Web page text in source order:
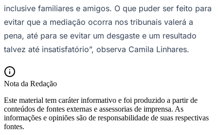
inclusive familiares e amigos. O que puder ser feito para
evitar que a mediação ocorra nos tribunais valerá a
pena, até para se evitar um desgaste e um resultado
talvez até insatisfatório”, observa Camila Linhares.
Nota da Redação
Este material tem caráter informativo e foi produzido a partir de
conteúdos de fontes externas e assessorias de imprensa. As
informações e opiniões são de responsabilidade de suas respectivas
fontes.